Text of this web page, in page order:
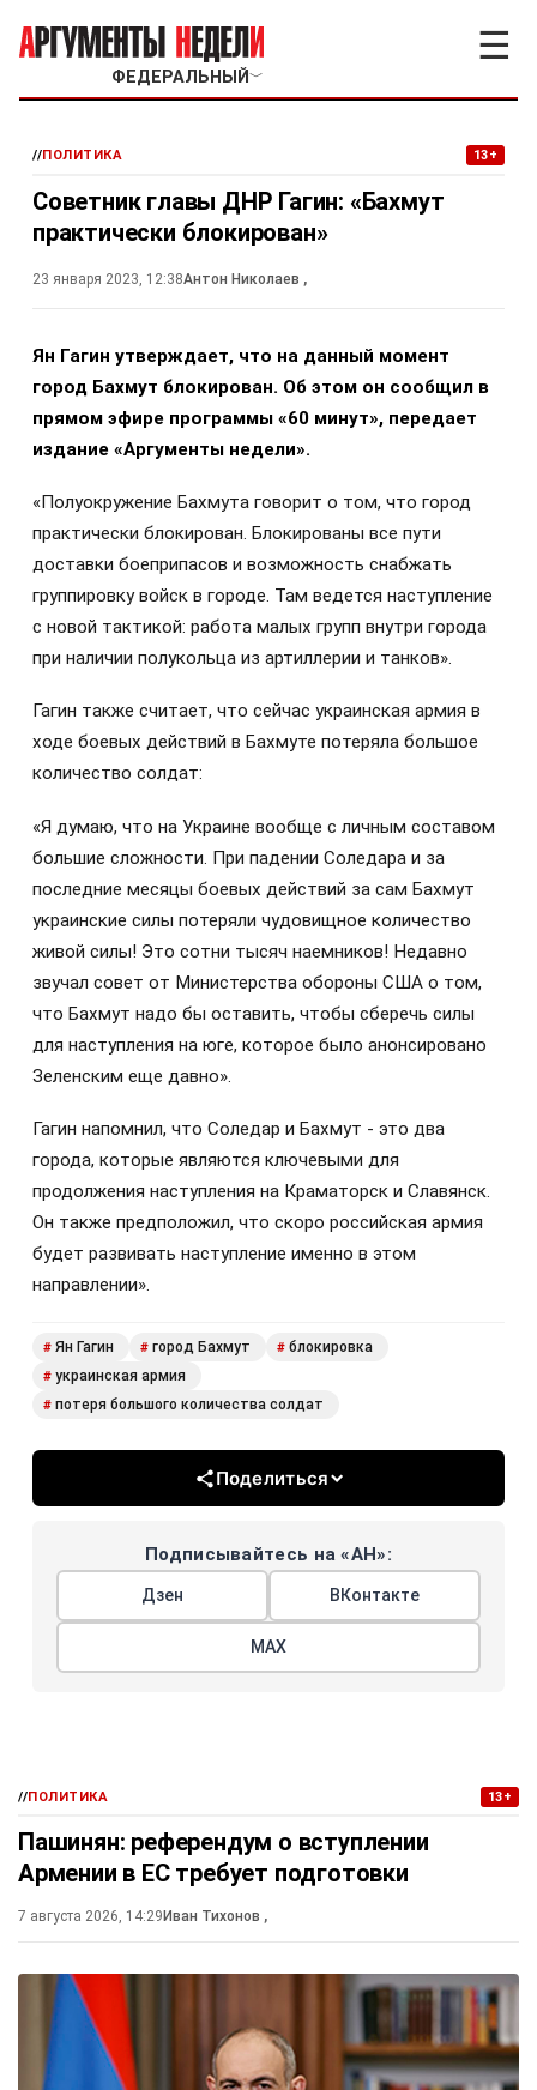
ФЕДЕРАЛЬНЫЙ ﹀
☰
//ПОЛИТИКА 13+
Советник главы ДНР Гагин: «Бахмут
практически блокирован»
23 января 2023, 12:38Антон Николаев ,
Ян Гагин утверждает, что на данный момент
город Бахмут блокирован. Об этом он сообщил в
прямом эфире программы «60 минут», передает
издание «Аргументы недели».
«Полуокружение Бахмута говорит о том, что город
практически блокирован. Блокированы все пути
доставки боеприпасов и возможность снабжать
группировку войск в городе. Там ведется наступление
с новой тактикой: работа малых групп внутри города
при наличии полукольца из артиллерии и танков».
Гагин также считает, что сейчас украинская армия в
ходе боевых действий в Бахмуте потеряла большое
количество солдат:
«Я думаю, что на Украине вообще с личным составом
большие сложности. При падении Соледара и за
последние месяцы боевых действий за сам Бахмут
украинские силы потеряли чудовищное количество
живой силы! Это сотни тысяч наемников! Недавно
звучал совет от Министерства обороны США о том,
что Бахмут надо бы оставить, чтобы сберечь силы
для наступления на юге, которое было анонсировано
Зеленским еще давно».
Гагин напомнил, что Соледар и Бахмут - это два
города, которые являются ключевыми для
продолжения наступления на Краматорск и Славянск.
Он также предположил, что скоро российская армия
будет развивать наступление именно в этом
направлении».
# Ян Гагин # город Бахмут # блокировка
# украинская армия
# потеря большого количества солдат
Поделиться
Подписывайтесь на «АН»:
Дзен ВКонтакте
МАХ
//ПОЛИТИКА 13+
Пашинян: референдум о вступлении
Армении в ЕС требует подготовки
7 августа 2026, 14:29 Иван Тихонов ,